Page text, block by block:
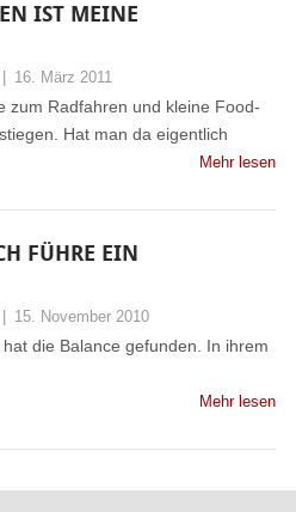
IST MEINE
16. März 2011
zum Radfahren und kleine Food-
Hat man da eigentlich
Mehr lesen
FÜHRE EIN
15. November 2010
die Balance gefunden. In ihrem
Mehr lesen